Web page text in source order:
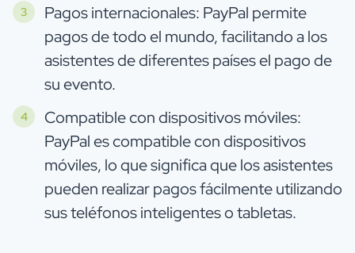
Pagos internacionales: PayPal permite
pagos de todo el mundo, facilitando a los
asistentes de diferentes países el pago de
su evento.
Compatible con dispositivos móviles:
PayPal es compatible con dispositivos
móviles, lo que significa que los asistentes
pueden realizar pagos fácilmente utilizando
sus teléfonos inteligentes o tabletas.